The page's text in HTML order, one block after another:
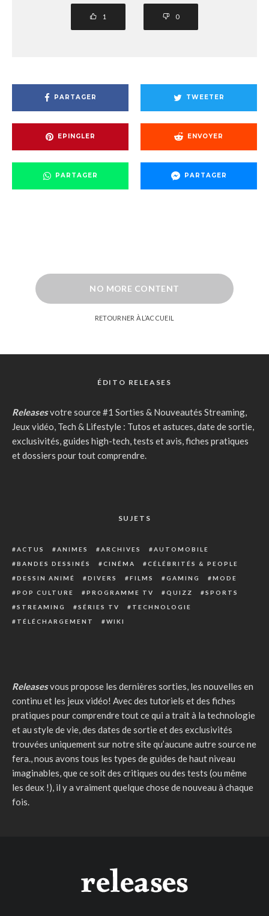
1 0
PARTAGER TWEETER
EPINGLER ENVOYER
PARTAGER PARTAGER
NO MORE CONTENT
RETOURNER À L’ACCUEIL
ÉDITO RELEASES
Releasesvotre source #1 Sorties & Nouveautés Streaming,
Jeux vidéo, Tech & Lifestyle : Tutos et astuces, date de sortie,
exclusivités, guides high-tech, tests et avis, fiches pratiques
et dossiers pour tout comprendre.
SUJETS
ACTUS ANIMES ARCHIVES
AUTOMOBILE
BANDES DESSINÉS
CINÉMA
CÉLÉBRITÉS & PEOPLE
DESSIN ANIMÉ
DIVERS FILMS GAMING
MODE
POP CULTURE
PROGRAMME TV QUIZZ
SPORTS
STREAMING
SÉRIES TV
TECHNOLOGIE
TÉLÉCHARGEMENT
WIKI
Releasesvous propose les dernières sorties, les nouvelles en
continu et les jeux vidéo! Avec des tutoriels et des fiches
pratiques pour comprendre tout ce qui a trait à la technologie
et au style de vie, des dates de sortie et des exclusivités
trouvées uniquement sur notre site qu’aucune autre source ne
fera., nous avons tous les types de guides de haut niveau
imaginables, que ce soit des critiques ou des tests (ou même
les deux !), il y a vraiment quelque chose de nouveau à chaque
fois.